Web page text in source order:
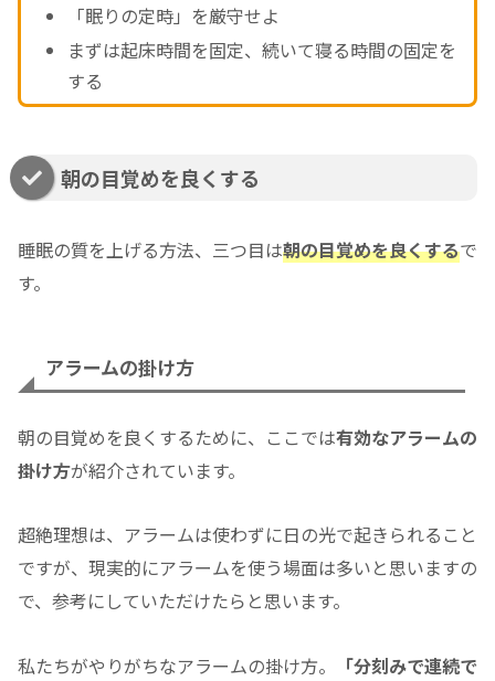
「眠りの定時」を厳守せよ
まずは起床時間を固定、続いて寝る時間の固定を
する
朝の目覚めを良くする
睡眠の質を上げる方法、三つ目は朝の目覚めを良くするで
す。
アラームの掛け方
朝の目覚めを良くするために、ここでは有効なアラームの
掛け方が紹介されています。
超絶理想は、アラームは使わずに日の光で起きられること
ですが、現実的にアラームを使う場面は多いと思いますの
で、参考にしていただけたらと思います。
私たちがやりがちなアラームの掛け方。
「分刻みで連続で